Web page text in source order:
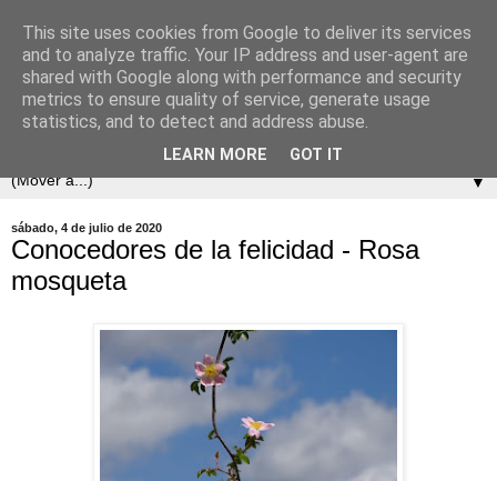
▼
sábado, 4 de julio de 2020
Conocedores de la felicidad - Rosa
mosqueta
This site uses cookies from Google to deliver its services
and to analyze traffic. Your IP address and user-agent are
shared with Google along with performance and security
metrics to ensure quality of service, generate usage
statistics, and to detect and address abuse.
LEARN MORE GOT IT